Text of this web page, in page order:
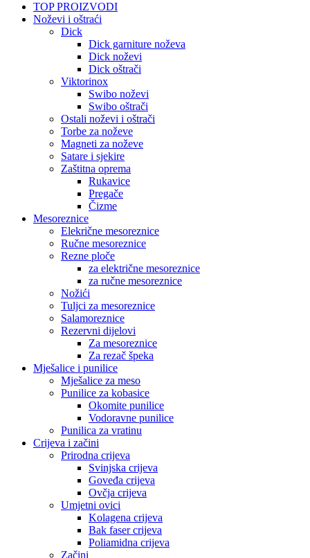
TOP PROIZVODI
Noževi i oštraći
Dick
Dick garniture noževa
Dick noževi
Dick oštrači
Viktorinox
Swibo noževi
Swibo oštrači
Ostali noževi i oštrači
Torbe za noževe
Magneti za noževe
Satare i sjekire
Zaštitna oprema
Rukavice
Pregače
Čizme
Mesoreznice
Elekrične mesoreznice
Ručne mesoreznice
Rezne ploče
za električne mesoreznice
za ručne mesoreznice
Nožići
Tuljci za mesoreznice
Salamoreznice
Rezervni dijelovi
Za mesoreznice
Za rezač špeka
Mješalice i punilice
Mješalice za meso
Punilice za kobasice
Okomite punilice
Vodoravne punilice
Punilica za vratinu
Crijeva i začini
Prirodna crijeva
Svinjska crijeva
Goveđa crijeva
Ovčja crijeva
Umjetni ovici
Kolagena crijeva
Bak faser crijeva
Poliamidna crijeva
Začini